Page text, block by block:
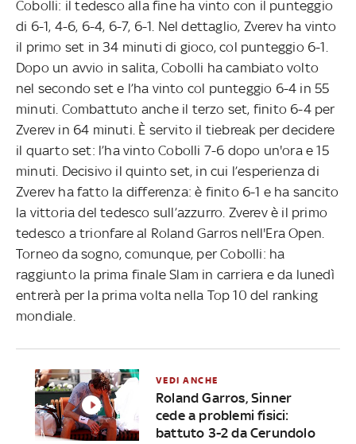
Cobolli: il tedesco alla fine ha vinto con il punteggio
di 6-1, 4-6, 6-4, 6-7, 6-1. Nel dettaglio, Zverev ha vinto
il primo set in 34 minuti di gioco, col punteggio 6-1.
Dopo un avvio in salita, Cobolli ha cambiato volto
nel secondo set e l’ha vinto col punteggio 6-4 in 55
minuti. Combattuto anche il terzo set, finito 6-4 per
Zverev in 64 minuti. È servito il tiebreak per decidere
il quarto set: l’ha vinto Cobolli 7-6 dopo un'ora e 15
minuti. Decisivo il quinto set, in cui l’esperienza di
Zverev ha fatto la differenza: è finito 6-1 e ha sancito
la vittoria del tedesco sull’azzurro. Zverev è il primo
tedesco a trionfare al Roland Garros nell'Era Open.
Torneo da sogno, comunque, per Cobolli: ha
raggiunto la prima finale Slam in carriera e da lunedì
entrerà per la prima volta nella Top 10 del ranking
mondiale.
VEDI ANCHE
Roland Garros, Sinner
cede a problemi fisici:
battuto 3-2 da Cerundolo